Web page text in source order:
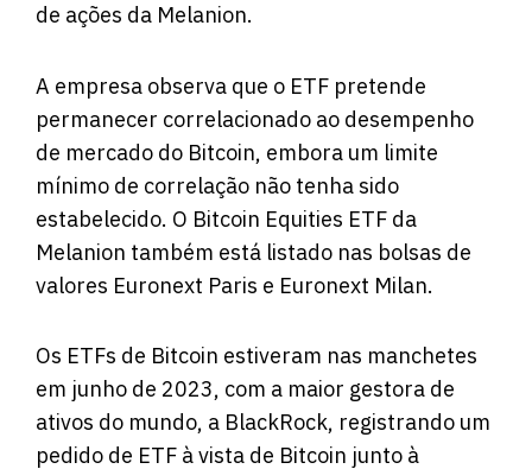
de ações da Melanion.
A empresa observa que o ETF pretende
permanecer correlacionado ao desempenho
de mercado do Bitcoin, embora um limite
mínimo de correlação não tenha sido
estabelecido. O Bitcoin Equities ETF da
Melanion também está listado nas bolsas de
valores Euronext Paris e Euronext Milan.
Os ETFs de Bitcoin estiveram nas manchetes
em junho de 2023, com a maior gestora de
ativos do mundo, a BlackRock, registrando um
pedido de ETF à vista de Bitcoin junto à